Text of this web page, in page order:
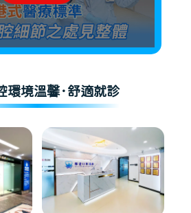
環境溫馨·舒適就診